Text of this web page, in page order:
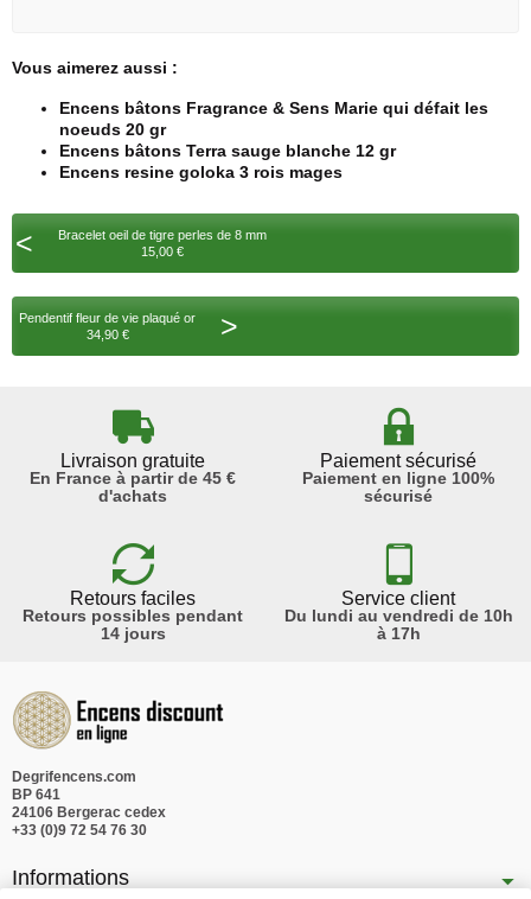
Vous aimerez aussi :
Encens bâtons Fragrance & Sens Marie qui défait les
noeuds 20 gr
Encens bâtons Terra sauge blanche 12 gr
Encens resine goloka 3 rois mages
<
Bracelet oeil de tigre perles de 8 mm
15,00 €
Pendentif fleur de vie plaqué or
34,90 €
>
Livraison gratuite
En France à partir de 45 €
d'achats
Paiement sécurisé
Paiement en ligne 100%
sécurisé
Retours faciles
Retours possibles pendant
14 jours
Service client
Du lundi au vendredi de 10h
à 17h
Degrifencens.com
BP 641
24106 Bergerac cedex
+33 (0)9 72 54 76 30
Informations